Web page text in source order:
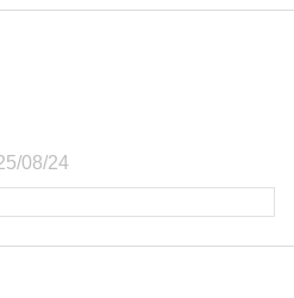
08/24